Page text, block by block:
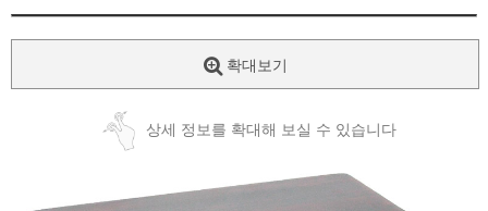
확대보기
상세 정보를 확대해 보실 수 있습니다